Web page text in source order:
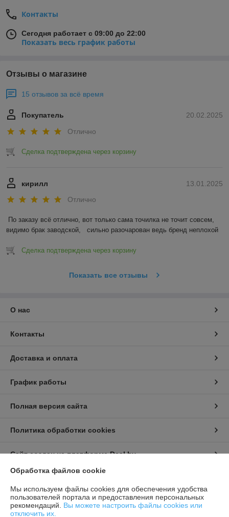
Контакты
Сегодня работает с 09:00 до 22:00
Показать весь график работы
Отзывы о магазине
15 отзывов за всё время
20.02.2025
Покупатель
Отлично
Сделка подтверждена через корзину
13.01.2025
кирилл
Отлично
По заказу всё отлично, вот только сама точилка не точит совсем,
видимо брак заводской,   сильно разочарован ведь бренд неплохой
Сделка подтверждена через корзину
Показать все отзывы
О нас
Контакты
Доставка и оплата
График работы
Полная версия сайта
Политика обработки cookies
Сайт создан на платформе Deal.by
Информация для покупателя
Индивидуальный предприниматель:Бондарович Андрей Иванович
г. Минск, ул. Первомайская, д. 24 к.3, кв. 15
Обработка файлов cookie
Мы используем файлы cookies для обеспечения удобства
пользователей портала и предоставления персональных
рекомендаций. Вы можете настроить файлы cookies или
отключить их.